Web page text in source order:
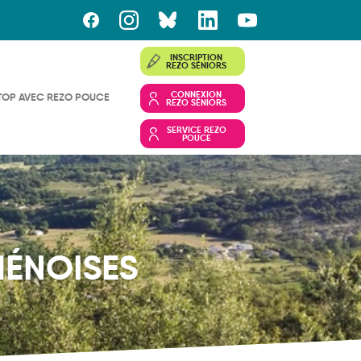
AVEC REZO POUCE
INSCRIPTION
REZO SÉNIORS
CONNEXION
REZO SÉNIORS
SERVICE REZO
POUCE